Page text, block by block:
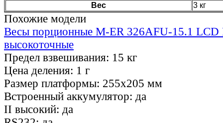
Вес
3 кг
Похожие модели
Весы порционные M-ER 326AFU-15.1 LCD
высокоточные
Предел взвешивания: 15 кг
Цена деления: 1 г
Размер платформы: 255х205 мм
Встроенный аккумулятор: да
II высокий: да